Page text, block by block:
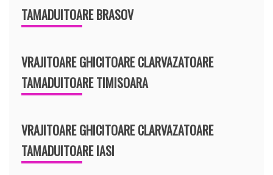
TAMADUITOARE BRASOV
VRAJITOARE GHICITOARE CLARVAZATOARE
TAMADUITOARE TIMISOARA
VRAJITOARE GHICITOARE CLARVAZATOARE
TAMADUITOARE IASI